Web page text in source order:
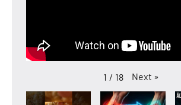
1 / 18 Next »